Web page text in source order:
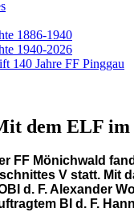
1886-1940
1940-2026
140 Jahre FF Pinggau
dem ELF
FF Mönichwald
V statt. Mit
d. F. Alexander
BI d. F.